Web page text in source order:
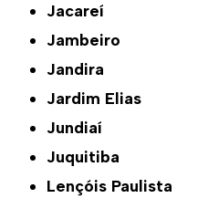
Jacareí
Jambeiro
Jandira
Jardim Elias
Jundiaí
Juquitiba
Lençóis Paulista